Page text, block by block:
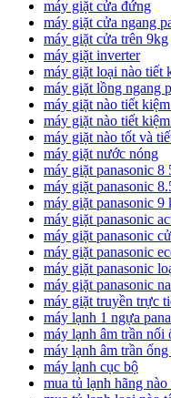
máy giặt cửa đứng
máy giặt cửa ngang
máy giặt cửa trên 9kg
máy giặt inverter
máy giặt loại nào tiết
máy giặt lồng ngang
máy giặt nào tiết
máy giặt nào tiết
máy giặt nào tốt và
máy giặt nước nóng
máy giặt panasonic 8
máy giặt panasonic
máy giặt panasonic 9
máy giặt panasonic
máy giặt panasonic
máy giặt panasonic
máy giặt panasonic
máy giặt panasonic
máy giặt truyền trực
máy lạnh 1 ngựa
máy lạnh âm trần nối
máy lạnh âm trần
máy lạnh cục bộ
mua tủ lạnh hãng nào